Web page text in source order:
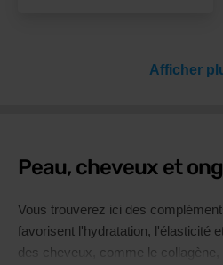
Afficher
Peau, cheveux et
Vous trouverez ici des
favorisent l'hydratation, l'élasticité
des cheveux, comme le